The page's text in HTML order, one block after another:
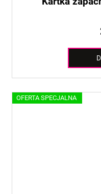
OFERTA SPECJALNA